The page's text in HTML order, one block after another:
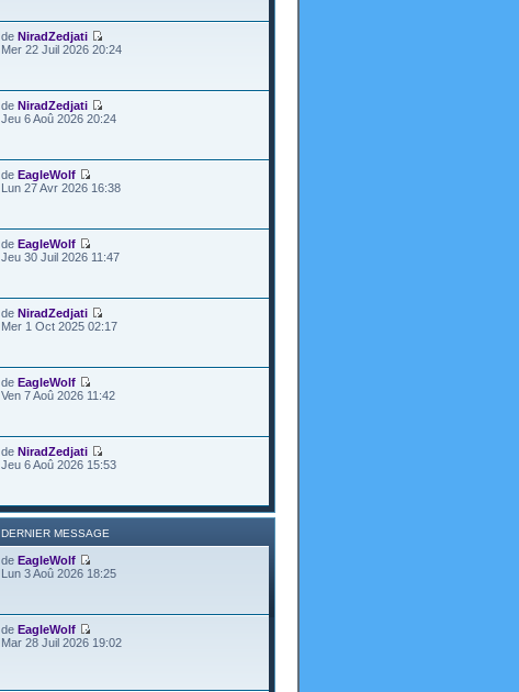
deNiradZedjati
Mer 22 Juil 2026 20:24
deNiradZedjati
Jeu 6 Aoû 2026 20:24
deEagleWolf
Lun 27 Avr 2026 16:38
deEagleWolf
Jeu 30 Juil 2026 11:47
deNiradZedjati
Mer 1 Oct 2025 02:17
deEagleWolf
Ven 7 Aoû 2026 11:42
deNiradZedjati
Jeu 6 Aoû 2026 15:53
DERNIER MESSAGE
deEagleWolf
Lun 3 Aoû 2026 18:25
deEagleWolf
Mar 28 Juil 2026 19:02